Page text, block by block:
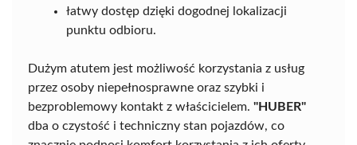
łatwy dostęp dzięki dogodnej lokalizacji
punktu odbioru.
Dużym atutem jest możliwość korzystania z usług
przez osoby niepełnosprawne oraz szybki i
bezproblemowy kontakt z właścicielem. "HUBER"
dba o czystość i techniczny stan pojazdów, co